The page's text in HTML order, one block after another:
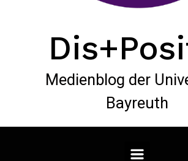
Medienblog der
Bayreuth